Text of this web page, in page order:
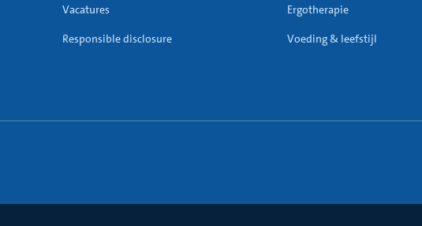
Vacatures
Responsible disclosure
Ergotherapie
Voeding & leefstijl